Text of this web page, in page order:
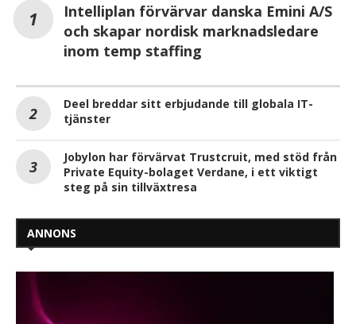
Intelliplan förvärvar danska Emini A/S
och skapar nordisk marknadsledare
inom temp staffing
Deel breddar sitt erbjudande till globala IT-
tjänster
Jobylon har förvärvat Trustcruit, med stöd från
Private Equity-bolaget Verdane, i ett viktigt
steg på sin tillväxtresa
ANNONS